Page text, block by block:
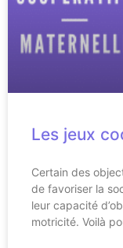
Les jeux
Certain des
de favoriser la
leur capacité
motricité. Voilà